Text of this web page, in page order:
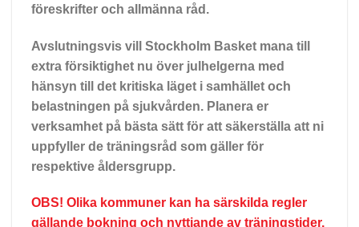
föreskrifter och allmänna råd.
Avslutningsvis vill Stockholm Basket mana till
extra försiktighet nu över julhelgerna med
hänsyn till det kritiska läget i samhället och
belastningen på sjukvården. Planera er
verksamhet på bästa sätt för att säkerställa att ni
uppfyller de träningsråd som gäller för
respektive åldersgrupp.
OBS! Olika kommuner kan ha särskilda regler
gällande bokning och nyttjande av träningstider,